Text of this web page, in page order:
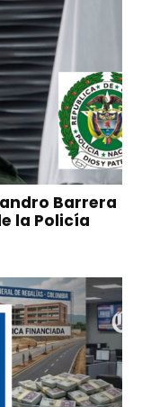
Barrera
la Policía